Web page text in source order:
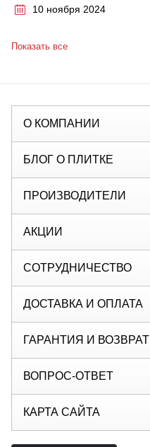
10 ноября 2024
Показать все
О КОМПАНИИ
БЛОГ О ПЛИТКЕ
ПРОИЗВОДИТЕЛИ
АКЦИИ
СОТРУДНИЧЕСТВО
ДОСТАВКА И ОПЛАТА
ГАРАНТИЯ И ВОЗВРАТ
ВОПРОС-ОТВЕТ
КАРТА САЙТА